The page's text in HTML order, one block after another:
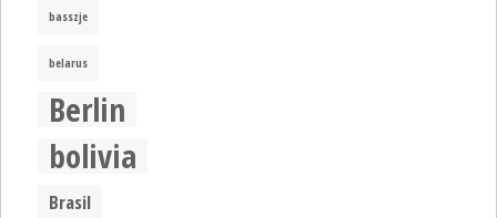
basszje
belarus
Berlin
bolivia
Brasil